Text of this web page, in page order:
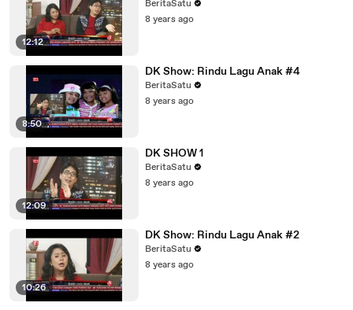
12:12
BeritaSatu
8 years ago
8:50
DK Show: Rindu Lagu Anak #4
BeritaSatu
8 years ago
12:09
DK SHOW 1
BeritaSatu
8 years ago
10:26
DK Show: Rindu Lagu Anak #2
BeritaSatu
8 years ago